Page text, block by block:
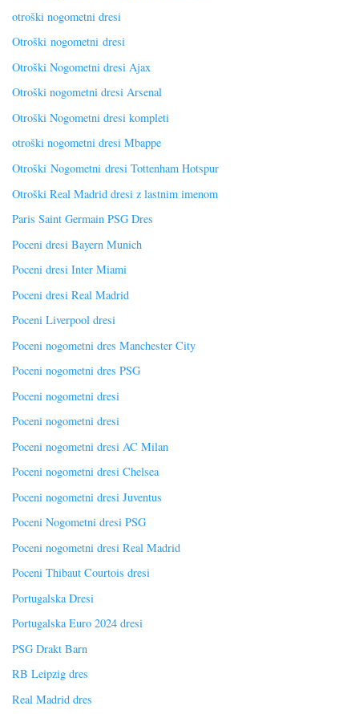
otroški nogometni dresi
Otroški nogometni dresi
Otroški Nogometni dresi Ajax
Otroški nogometni dresi Arsenal
Otroški Nogometni dresi kompleti
otroški nogometni dresi Mbappe
Otroški Nogometni dresi Tottenham Hotspur
Otroški Real Madrid dresi z lastnim imenom
Paris Saint Germain PSG Dres
Poceni dresi Bayern Munich
Poceni dresi Inter Miami
Poceni dresi Real Madrid
Poceni Liverpool dresi
Poceni nogometni dres Manchester City
Poceni nogometni dres PSG
Poceni nogometni dresi
Poceni nogometni dresi
Poceni nogometni dresi AC Milan
Poceni nogometni dresi Chelsea
Poceni nogometni dresi Juventus
Poceni Nogometni dresi PSG
Poceni nogometni dresi Real Madrid
Poceni Thibaut Courtois dresi
Portugalska Dresi
Portugalska Euro 2024 dresi
PSG Drakt Barn
RB Leipzig dres
Real Madrid dres